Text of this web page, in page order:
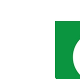
04-7
하면
하면
하면
하면